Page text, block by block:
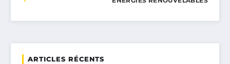
ARTICLES RÉCENTS